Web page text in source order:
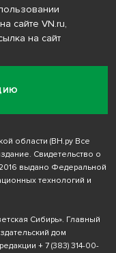
сайте VN.ru,
на сайт
области (ВН.ру Все
Свидетельство о
выдано Федеральной
технологий и
Сибирь». Главный
дом
+ 7 (383) 314-00-